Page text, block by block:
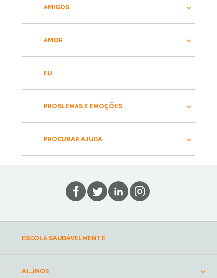
AMIGOS
AMOR
EU
PROBLEMAS E EMOÇÕES
PROCURAR AJUDA
ESCOLA SAUDÁVELMENTE
ALUNOS